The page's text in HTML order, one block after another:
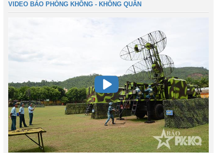
VIDEO BÁO PHÒNG KHÔNG - KHÔNG QUÂN